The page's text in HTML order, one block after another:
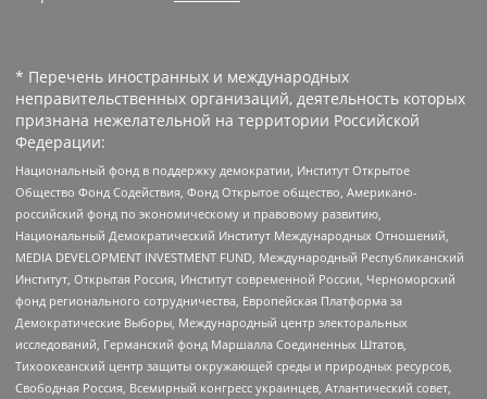
* Перечень иностранных и международных
неправительственных организаций, деятельность которых
признана нежелательной на территории Российской
Федерации:
Национальный фонд в поддержку демократии, Институт Открытое
Общество Фонд Содействия, Фонд Открытое общество, Американо-
российский фонд по экономическому и правовому развитию,
Национальный Демократический Институт Международных Отношений,
MEDIA DEVELOPMENT INVESTMENT FUND, Международный Республиканский
Институт, Открытая Россия, Институт современной России, Черноморский
фонд регионального сотрудничества, Европейская Платформа за
Демократические Выборы, Международный центр электоральных
исследований, Германский фонд Маршалла Соединенных Штатов,
Тихоокеанский центр защиты окружающей среды и природных ресурсов,
Свободная Россия, Всемирный конгресс украинцев, Атлантический совет,